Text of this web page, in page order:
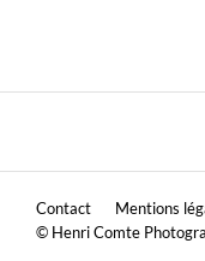
Contact
Mentions
© Henri Comte